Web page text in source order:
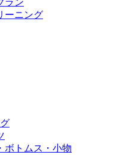
ラン
ーニング
ボトムス・小物